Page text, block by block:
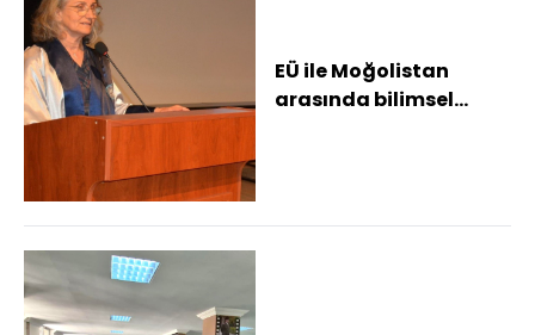
EÜ ile Moğolistan
arasında bilimsel